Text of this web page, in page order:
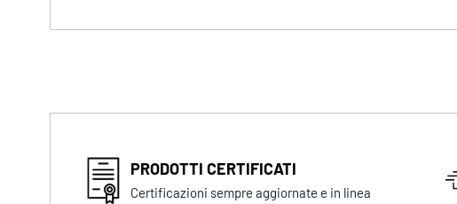
PRODOTTI CERTIFICATI
Certificazioni sempre aggiornate e in linea